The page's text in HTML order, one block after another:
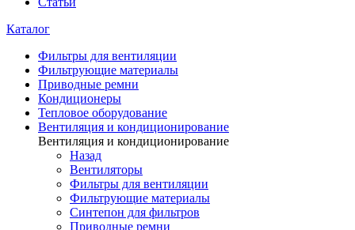
Каталог
Фильтры для вентиляции
Фильтрующие материалы
Приводные ремни
Кондиционеры
Тепловое оборудование
Вентиляция и кондиционирование
Вентиляция и кондиционирование
Назад
Вентиляторы
Фильтры для вентиляции
Фильтрующие материалы
Синтепон для фильтров
Приводные ремни